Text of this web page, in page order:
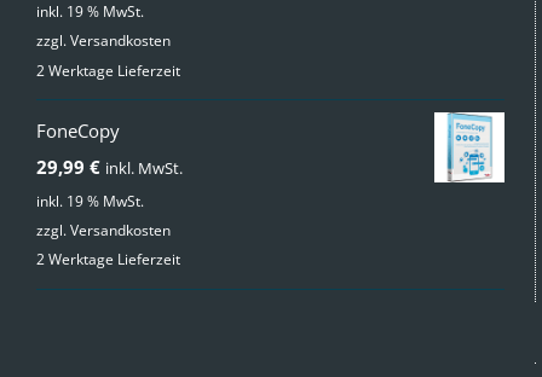
war:
inkl. 19 % MwSt.
zzgl.Versandkosten
2 Werktage Lieferzeit
FoneCopy
29,99 € inkl. MwSt.
inkl. 19 % MwSt.
zzgl.Versandkosten
2 Werktage Lieferzeit